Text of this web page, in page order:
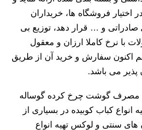
اختیار فروشگاه ها، خریداران
و … قرار دهد، توزیع بی
با نرخ کاملا ارزان و معقول
اکنون سفارش و خرید آن از طریق
می باشد.
مصرف گوشت چرخ کرده گوساله
انواع کباب کوبیده در بسیاری از
سنتی و لوکس تهیه انواع